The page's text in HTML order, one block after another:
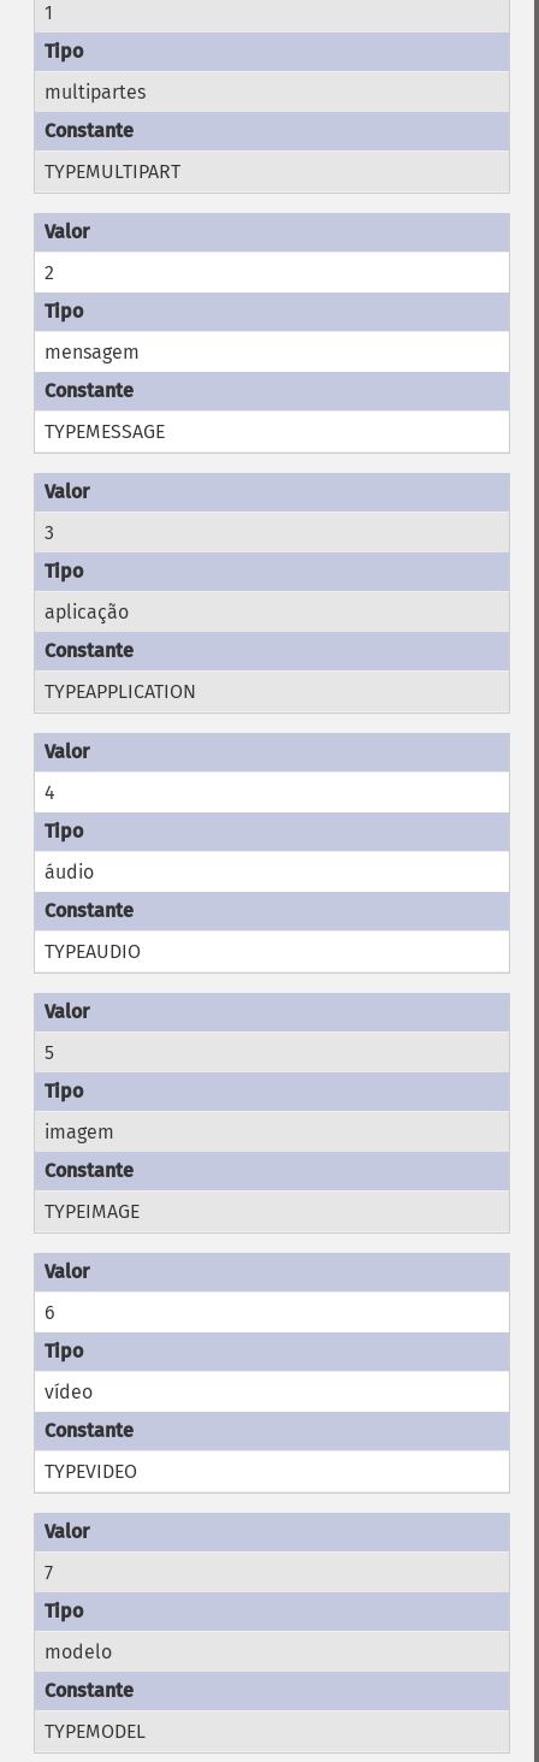
1
multipartes
TYPEMULTIPART
2
mensagem
TYPEMESSAGE
3
aplicação
TYPEAPPLICATION
4
áudio
TYPEAUDIO
5
imagem
TYPEIMAGE
6
vídeo
TYPEVIDEO
7
modelo
TYPEMODEL